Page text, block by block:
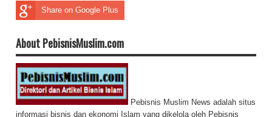
Share on Google Plus
About PebisnisMuslim.com
Pebisnis Muslim News adalah situs
informasi bisnis dan ekonomi Islam yang dikelola oleh Pebisnis